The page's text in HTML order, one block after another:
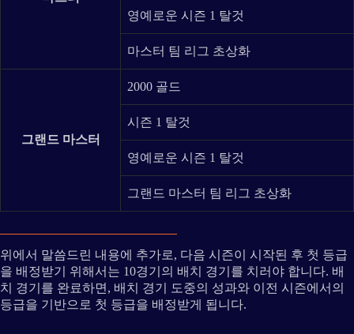
영예로운 시즌 1 탈것
마스터 팀 리그 초상화
그랜드 마스터
2000 골드
시즌 1 탈것
영예로운 시즌 1 탈것
그랜드 마스터 팀 리그 초상화
위에서 말씀드린 내용에 추가로, 다음 시즌이 시작된 후 첫 등급
을 배정받기 위해서는 10경기의 배치 경기를 치러야 합니다. 배
치 경기를 완료하면, 배치 경기 도중의 성과와 이전 시즌에서의
등급을 기반으로 첫 등급을 배정받게 됩니다.